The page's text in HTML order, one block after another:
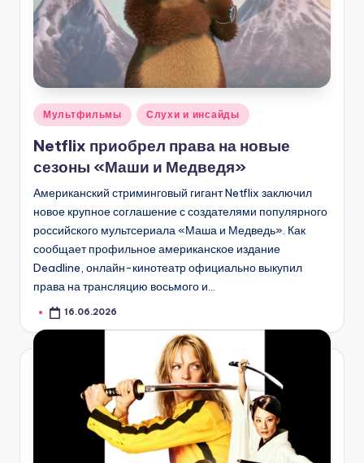
Опубликовано
Мультфильмы Слухи и инсайды
Netflix приобрел права на новые
сезоны «Маши и Медведя»
Американский стриминговый гигант Netflix заключил
новое крупное соглашение с создателями популярного
российского мультсериала «Маша и Медведь». Как
сообщает профильное американское издание
Deadline, онлайн-кинотеатр официально выкупил
права на трансляцию восьмого и…
16.06.2026